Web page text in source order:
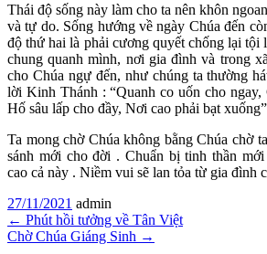
Thái độ sống này làm cho ta nên khôn
và tự do. Sống hướng về ngày Chúa đến
độ thứ hai là phải cương quyết chống lại tội
chung quanh mình, nơi gia đình và trong
cho Chúa ngự đến, như chúng ta thường
lời Kinh Thánh : “Quanh co uốn cho ngay,
Hố sâu lấp cho đầy, Nơi cao phải bạt
Ta mong chờ Chúa không bằng Chúa chờ
sánh mới cho đời . Chuẩn bị tinh thần
cao cả này . Niềm vui sẽ lan tỏa từ gia đình
27/11/2021 admin
← Phút hồi tưởng về Tân Việt
Chờ Chúa Giáng Sinh →